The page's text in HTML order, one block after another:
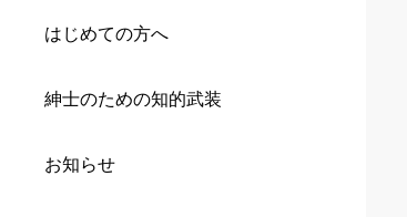
はじめての方へ
紳士のための知的武装
お知らせ